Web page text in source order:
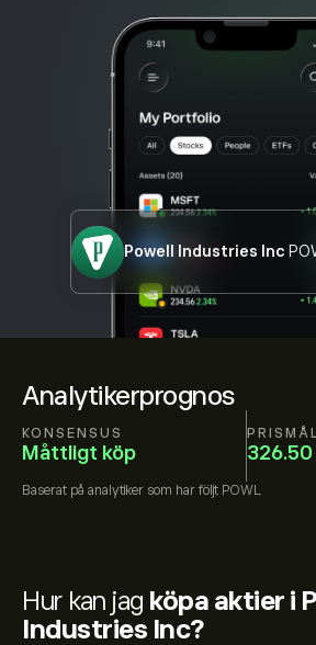
Analytikerprognos
KONSENSUS
Måttligt köp
PRISMÅL
326.50
Baserat på analytiker som har följt POWL
Powell Industries Inc
Hur kan jag köpa aktier i
Industries Inc?